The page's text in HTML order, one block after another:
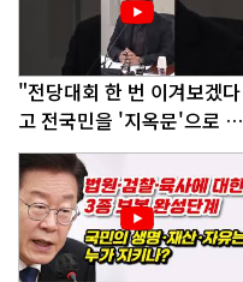
"전당대회 한 번 이겨보겠다
고 전국민을 '지옥문'으로 밀
어!"